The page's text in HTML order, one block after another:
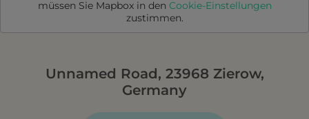
müssen Sie Mapboxin den Cookie-Einstellungen
zustimmen.
Unnamed Road, 23968 Zierow,
Germany